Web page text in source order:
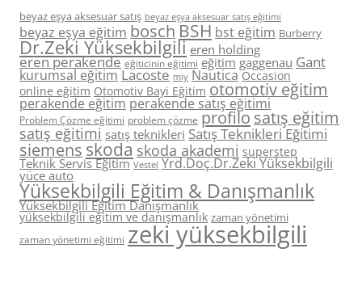
beyaz eşya aksesuar satış beyaz eşya aksesuar satış eğitimi
beyaz eşya eğitim boschBSH bst eğitim Burberry
Dr.Zeki Yüksekbilgili eren holding
eren perakende eğiticinin eğitimi eğitim gaggenau Gant
kurumsal eğitim Lacoste miy Nautica Occasion
online eğitim Otomotiv Bayi Eğitim otomotiv eğitim
perakende eğitim perakende satış eğitimi
Problem Çözme eğitimi problem çözme profilo satış eğitim
satış eğitimi satış teknikleri Satış Teknikleri Eğitimi
siemens skoda skoda akademi superstep
Teknik Servis Eğitim Vestel Yrd.Doç.Dr.Zeki Yüksekbilgili
yüce auto
Yüksekbilgili Eğitim & Danışmanlık
Yüksekbilgili Eğitim Danışmanlık
yüksekbilgili eğitim ve danışmanlık zaman yönetimi
zaman yönetimi eğitimi zeki yüksekbilgili